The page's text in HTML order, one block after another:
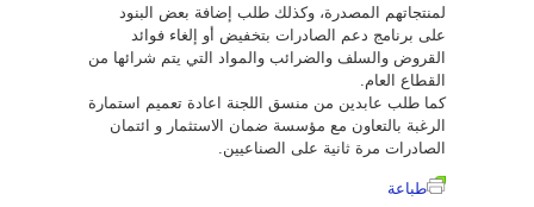
لمنتجاتهم المصدرة، وكذلك طلب إضافة بعض البنود
على برنامج دعم الصادرات بتخفيض أو إلغاء فوائد
القروض والسلف والضرائب والمواد التي يتم شرائها من
القطاع العام.
كما طلب عابدين من منسق اللجنة اعادة تعميم استمارة
الرغبة بالتعاون مع مؤسسة ضمان الاستثمار و ائتمان
الصادرات مرة ثانية على الصناعيين.
طباعة